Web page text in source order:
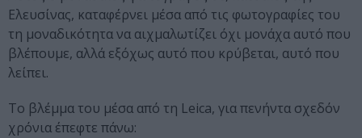
Ελευσίνας, καταφέρνει μέσα από τις φωτογραφίες του
τη μοναδικότητα να αιχμαλωτίζει όχι μονάχα αυτό που
βλέπουμε, αλλά εξόχως αυτό που κρύβεται, αυτό που
λείπει.
Το βλέμμα του μέσα από τη Leica, για πενήντα σχεδόν
χρόνια έπεφτε πάνω: